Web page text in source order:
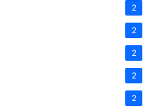
2
2
2
2
2